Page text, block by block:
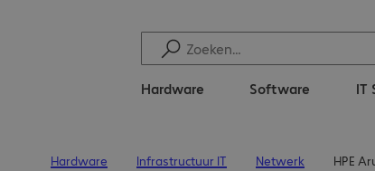
Hardware Software IT
Hardware Infrastructuur IT Netwerk HPE